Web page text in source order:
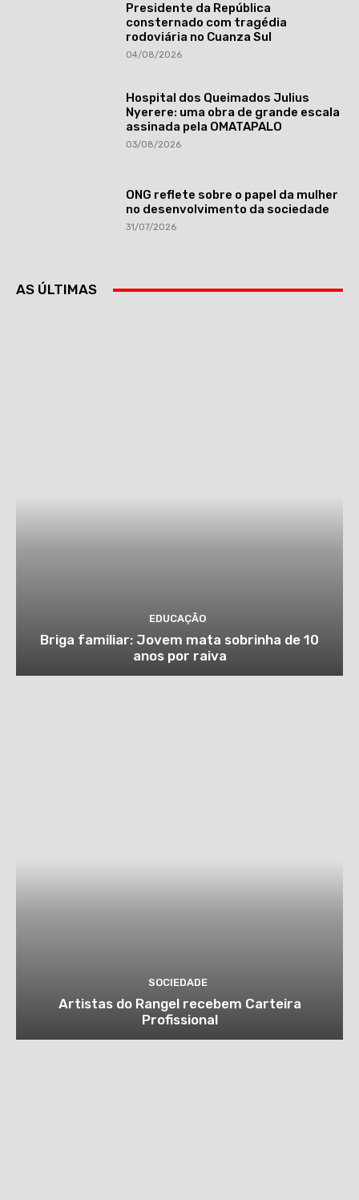
Presidente da República
consternado com tragédia
rodoviária no Cuanza Sul
04/08/2026
Hospital dos Queimados Julius
Nyerere: uma obra de grande escala
assinada pela OMATAPALO
03/08/2026
ONG reflete sobre o papel da mulher
no desenvolvimento da sociedade
31/07/2026
AS ÚLTIMAS
EDUCAÇÃO
Briga familiar: Jovem mata sobrinha de 10
anos por raiva
SOCIEDADE
Artistas do Rangel recebem Carteira
Profissional